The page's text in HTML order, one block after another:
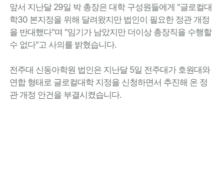
앞서 지난달 29일 박 총장은 대학 구성원들에게 "글로컬대
학30 본지정을 위해 달려왔지만 법인이 필요한 정관 개정
을 반대했다"며 "임기가 남았지만 더이상 총장직을 수행할
수 없다"고 사의를 밝혔습니다.
전주대 신동아학원 법인은 지난달 5일 전주대가 호원대와
연합 형태로 글로컬대학 지정을 신청하면서 추진해 온 정
관 개정 안건을 부결시켰습니다.